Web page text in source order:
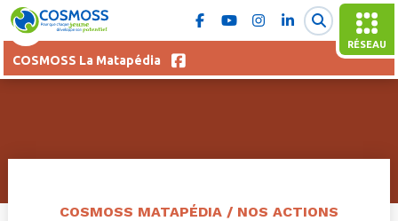
RÉSEAU
COSMOSS La Matapédia
COSMOSS MATAPÉDIA / NOS ACTIONS